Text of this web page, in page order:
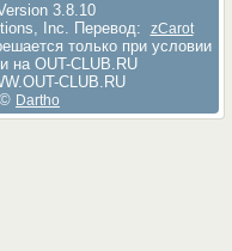
3.8.10
Inc. Перевод:
zCarot
только при условии
на OUT-CLUB.RU
CLUB.RU
Dartho